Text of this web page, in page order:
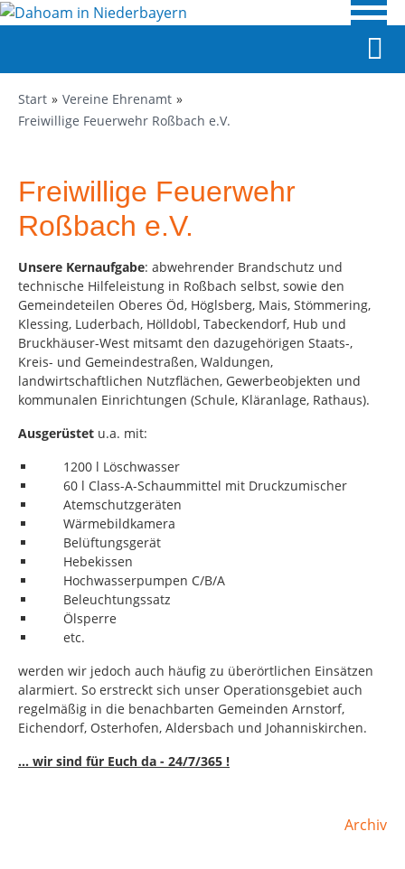
Start
Vereine Ehrenamt
Freiwillige Feuerwehr Roßbach e.V.
Freiwillige Feuerwehr
Roßbach e.V.
Unsere Kernaufgabe: abwehrender Brandschutz und
technische Hilfeleistung in Roßbach selbst, sowie den
Gemeindeteilen Oberes Öd, Höglsberg, Mais, Stömmering,
Klessing, Luderbach, Hölldobl, Tabeckendorf, Hub und
Bruckhäuser-West mitsamt den dazugehörigen Staats-,
Kreis- und Gemeindestraßen, Waldungen,
landwirtschaftlichen Nutzflächen, Gewerbeobjekten und
kommunalen Einrichtungen (Schule, Kläranlage, Rathaus).
Ausgerüstet u.a. mit:
1200 l Löschwasser
60 l Class-A-Schaummittel mit Druckzumischer
Atemschutzgeräten
Wärmebildkamera
Belüftungsgerät
Hebekissen
Hochwasserpumpen C/B/A
Beleuchtungssatz
Ölsperre
etc.
werden wir jedoch auch häufig zu überörtlichen Einsätzen
alarmiert. So erstreckt sich unser Operationsgebiet auch
regelmäßig in die benachbarten Gemeinden Arnstorf,
Eichendorf, Osterhofen, Aldersbach und Johanniskirchen.
... wir sind für Euch da - 24/7/365 !
Archiv